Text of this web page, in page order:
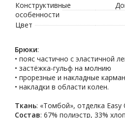
Конструктивные
особенности
Цвет
Брюки:
• пояс частично с эластичной
• застёжка-гульф на молнию
• прорезные и накладные
• накладки в области колен.
Ткань: «Томбой», отделка Easy
Состав: 67% полиэстр, 33%